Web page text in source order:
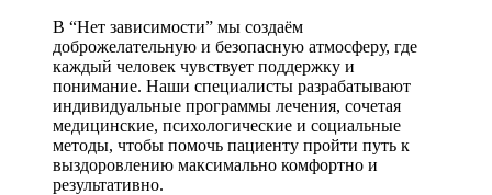
В “Нет зависимости” мы создаём
доброжелательную и безопасную атмосферу, где
каждый человек чувствует поддержку и
понимание. Наши специалисты разрабатывают
индивидуальные программы лечения, сочетая
медицинские, психологические и социальные
методы, чтобы помочь пациенту пройти путь к
выздоровлению максимально комфортно и
результативно.